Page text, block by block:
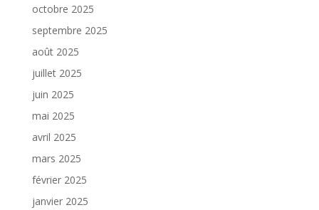
octobre 2025
septembre 2025
août 2025
juillet 2025
juin 2025
mai 2025
avril 2025
mars 2025
février 2025
janvier 2025